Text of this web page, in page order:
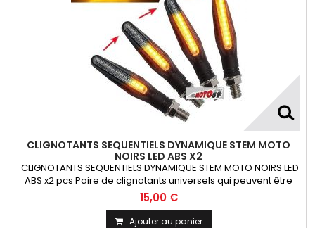
CLIGNOTANTS SEQUENTIELS DYNAMIQUE STEM MOTO
NOIRS LED ABS X2
CLIGNOTANTS SEQUENTIELS DYNAMIQUE STEM MOTO NOIRS LED
ABS x2 pcs Paire de clignotants universels qui peuvent être
adaptables sur toutes motos ou scooters
15,00 €
Ajouter au panier